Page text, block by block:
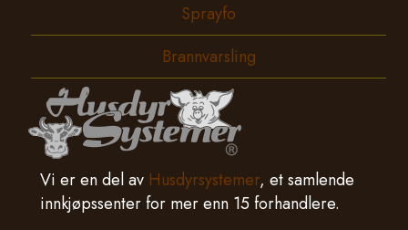
Sprayfo
Brannvarsling
Vi er en del av Husdyrsystemer, et samlende
innkjøpssenter for mer enn 15 forhandlere.